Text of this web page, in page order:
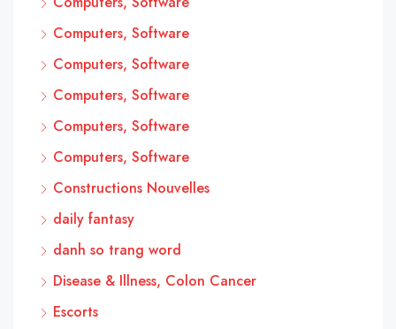
Computers, Software
Computers, Software
Computers, Software
Computers, Software
Computers, Software
Constructions Nouvelles
daily fantasy
danh so trang word
Disease & Illness, Colon Cancer
Escorts